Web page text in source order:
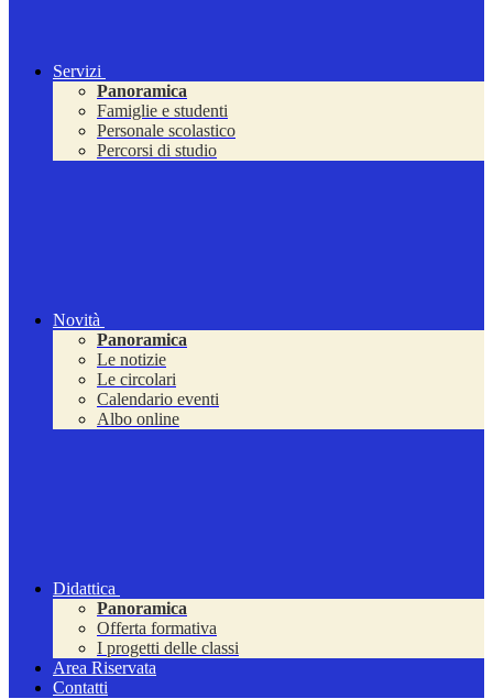
Servizi
Panoramica
Famiglie e studenti
Personale scolastico
Percorsi di studio
Novità
Panoramica
Le notizie
Le circolari
Calendario eventi
Albo online
Didattica
Panoramica
Offerta formativa
I progetti delle classi
Area Riservata
Contatti